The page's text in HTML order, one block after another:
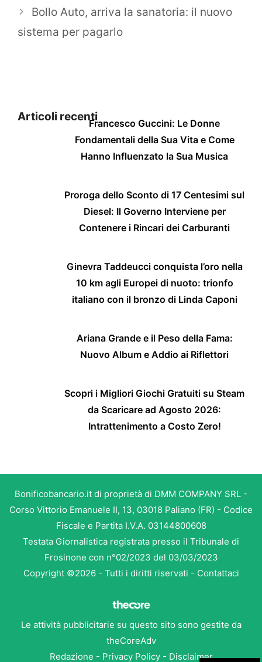
Bollo Auto, arriva la sanatoria: il nuovo
sistema per pagarlo
Articoli recentiFrancesco Guccini: Le Donne
Fondamentali della Sua Vita e Come
Hanno Influenzato la Sua Musica
Proroga dello Sconto di 17 Centesimi sul
Diesel: Il Governo Interviene per
Contenere i Rincari dei Carburanti
Ginevra Taddeucci conquista l’oro nella
10 km agli Europei di nuoto: trionfo
italiano con il bronzo di Linda Caponi
Ariana Grande e il Peso della Fama:
Nuovo Album e Addio ai Riflettori
Scopri i Migliori Giochi Gratuiti su Steam
da Scaricare ad Agosto 2026:
Intrattenimento a Costo Zero!
Bonificobancario.it di proprietà di DMM COMPANY SRL -
Corso Vittorio Emanuele II, 13, 03018 Paliano (FR) - Codice
Fiscale e Partita I.V.A. 03144800608
Testata Giornalistica registrata presso il Tribunale di
Frosinone con n°02/2023 del 03/03/2023
Copyright ©2026 - Tutti i diritti riservati - Contattaci
Le attività pubblicitarie su questo sito sono gestite da
theCoreAdv
Redazione - Privacy Policy- Disclaimer